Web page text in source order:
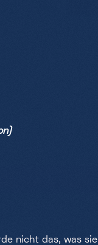
nicht das, was sie